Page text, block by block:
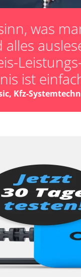
was
alles
ist
Kfz-